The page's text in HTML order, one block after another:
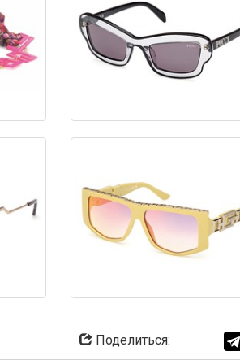
Поделиться: